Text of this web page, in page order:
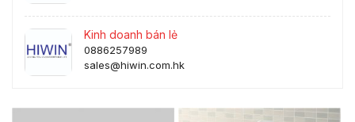
Kinh doanh bán lẻ
0886257989
sales@hiwin.com.hk